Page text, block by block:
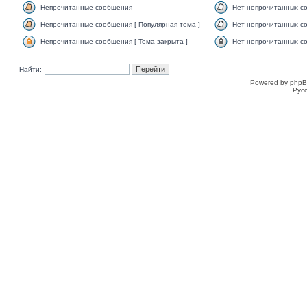
Непрочитанные сообщения Нет непрочитанных
Непрочитанные сообщения [ Популярная тема ] Нет непрочитанных
Непрочитанные сообщения [ Тема закрыта ] Нет непрочитанных
Найти:
Powered by